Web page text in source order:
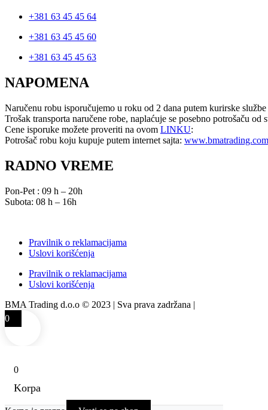
+381 63 45 45 64
+381 63 45 45 60
+381 63 45 45 63
NAPOMENA
Naručenu robu isporučujemo u roku od 2 dana putem kurirske službe
Trošak transporta naručene robe, naplaćuje se posebno potrošaču
Cene isporuke možete proveriti na ovom LINKU:
Potrošač robu koju kupuje putem internet sajta: www.bmatrading.com
RADNO VREME
Pon-Pet : 09 h – 20h
Subota: 08 h – 16h
Pravilnik o reklamacijama
Uslovi korišćenja
Pravilnik o reklamacijama
Uslovi korišćenja
BMA Trading d.o.o © 2023 | Sva prava zadržana |
0
0
Korpa